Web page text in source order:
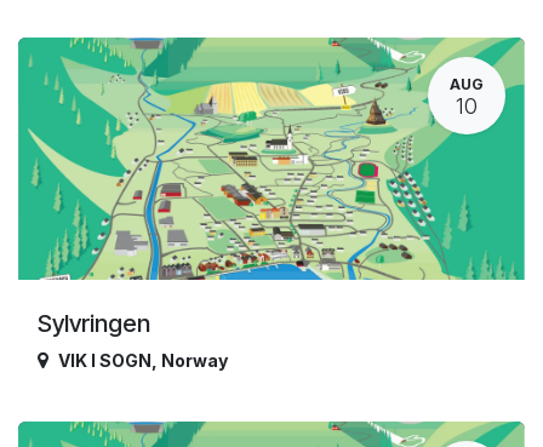
AUG
10
Sylvringen
VIK I SOGN Norway